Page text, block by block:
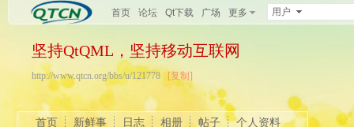
首页 论坛 Qt下载 广场 更多 用户
坚持QtQML，坚持移动互联网
http://www.qtcn.org/bbs/u/121778 [复制]
首页 新鲜事 日志 相册 帖子 个人资料